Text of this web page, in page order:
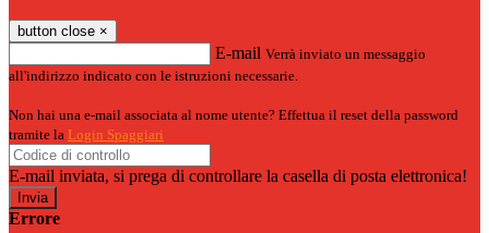
button close ×
E-mail Verrà inviato un messaggio
all'indirizzo indicato con le istruzioni necessarie.
Non hai una e-mail associata al nome utente? Effettua il reset della password
tramite la Login Spaggiari
E-mail inviata, si prega di controllare la casella di posta elettronica!
Errore